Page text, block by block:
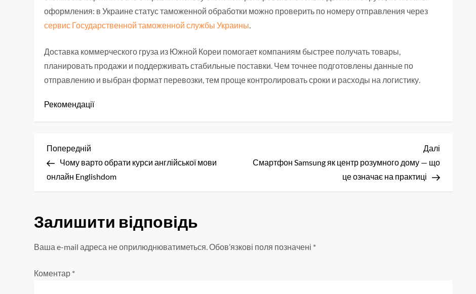
оформления: в Украине статус таможенной обработки можно проверить по номеру отправления через
сервис Государственной таможенной службы Украины.
Доставка коммерческого груза из Южной Кореи помогает компаниям быстрее получать товары,
планировать продажи и поддерживать стабильные поставки. Чем точнее подготовлены данные по
отправлению и выбран формат перевозки, тем проще контролировать сроки и расходы на логистику.
Рекомендації
Н
а
і
г
Попередній
запис
Попередній
Чому варто обрати курси англійської мови
онлайн Englishdom
Наступний
запис
Далі
Смартфон Samsung як центр розумного дому — що
це означає на практиці
Залишити відповідь
Ваша e-mail адреса не оприлюднюватиметься.Обов’язкові поля позначені *
Коментар *